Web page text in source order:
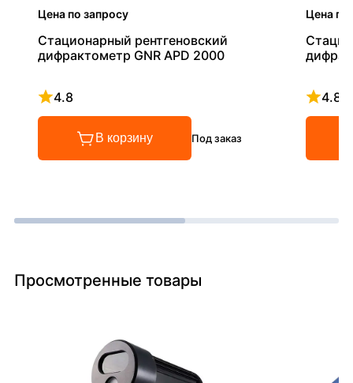
Цена по запросу
Стационарный рентгеновский
дифрактометр GNR APD 2000
4.8
Рейтинг 4.8 из 5
В корзину Под заказ
Цена по
4.8
Просмотренные товары